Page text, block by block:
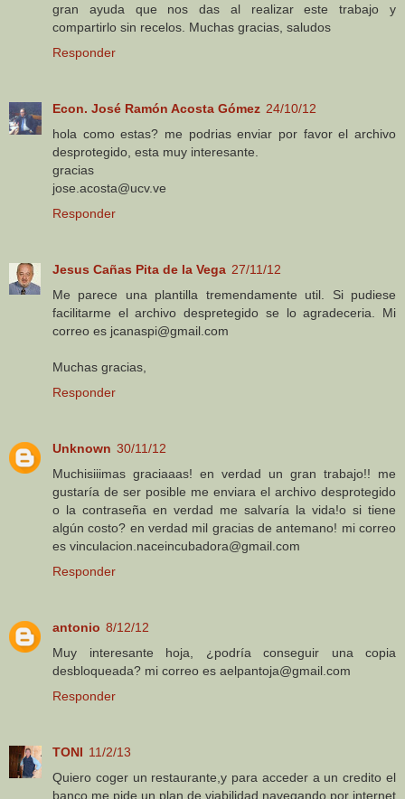
gran ayuda que nos das al realizar este trabajo y
compartirlo sin recelos. Muchas gracias, saludos
Responder
Econ. José Ramón Acosta Gómez 24/10/12
hola como estas? me podrias enviar por favor el archivo
desprotegido, esta muy interesante.
gracias
jose.acosta@ucv.ve
Responder
Jesus Cañas Pita de la Vega 27/11/12
Me parece una plantilla tremendamente util. Si pudiese
facilitarme el archivo despretegido se lo agradeceria. Mi
correo es jcanaspi@gmail.com
Muchas gracias,
Responder
Unknown 30/11/12
Muchisiiimas graciaaas! en verdad un gran trabajo!! me
gustaría de ser posible me enviara el archivo desprotegido
o la contraseña en verdad me salvaría la vida!o si tiene
algún costo? en verdad mil gracias de antemano! mi correo
es vinculacion.naceincubadora@gmail.com
Responder
antonio 8/12/12
Muy interesante hoja, ¿podría conseguir una copia
desbloqueada? mi correo es aelpantoja@gmail.com
Responder
TONI 11/2/13
Quiero coger un restaurante,y para acceder a un credito el
banco me pide un plan de viabilidad,navegando por internet